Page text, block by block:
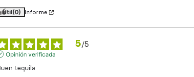
Útil(0) Informe
5/5
Opinión verificada
tequila